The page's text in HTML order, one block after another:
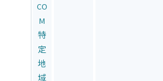
CO
M
特
定
地
域